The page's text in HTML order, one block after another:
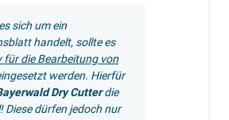
sich um ein
handelt, sollte es
für die Bearbeitung von
werden. Hierfür
Dry Cutterdie
Diese dürfen jedoch nur